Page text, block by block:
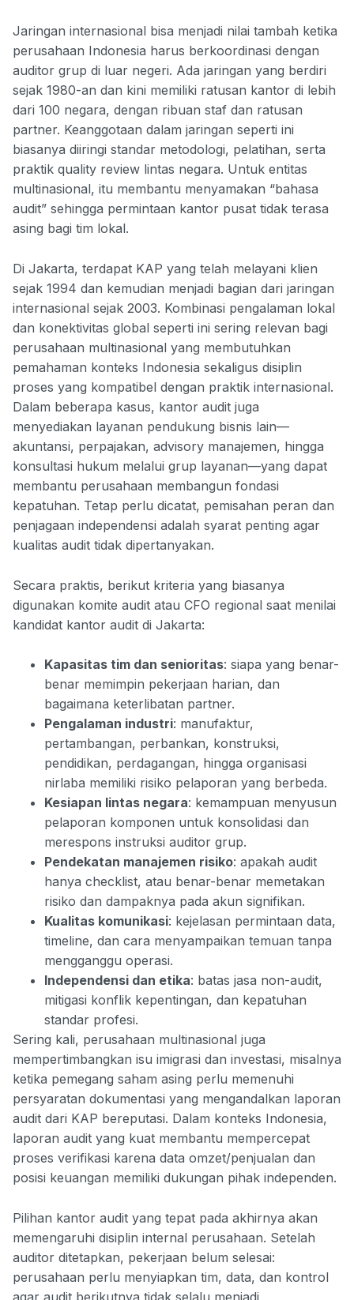
Jaringan internasional bisa menjadi nilai tambah ketika
perusahaan Indonesia harus berkoordinasi dengan
auditor grup di luar negeri. Ada jaringan yang berdiri
sejak 1980-an dan kini memiliki ratusan kantor di lebih
dari 100 negara, dengan ribuan staf dan ratusan
partner. Keanggotaan dalam jaringan seperti ini
biasanya diiringi standar metodologi, pelatihan, serta
praktik quality review lintas negara. Untuk entitas
multinasional, itu membantu menyamakan “bahasa
audit” sehingga permintaan kantor pusat tidak terasa
asing bagi tim lokal.
Di Jakarta, terdapat KAP yang telah melayani klien
sejak 1994 dan kemudian menjadi bagian dari jaringan
internasional sejak 2003. Kombinasi pengalaman lokal
dan konektivitas global seperti ini sering relevan bagi
perusahaan multinasional yang membutuhkan
pemahaman konteks Indonesia sekaligus disiplin
proses yang kompatibel dengan praktik internasional.
Dalam beberapa kasus, kantor audit juga
menyediakan layanan pendukung bisnis lain—
akuntansi, perpajakan, advisory manajemen, hingga
konsultasi hukum melalui grup layanan—yang dapat
membantu perusahaan membangun fondasi
kepatuhan. Tetap perlu dicatat, pemisahan peran dan
penjagaan independensi adalah syarat penting agar
kualitas audit tidak dipertanyakan.
Secara praktis, berikut kriteria yang biasanya
digunakan komite audit atau CFO regional saat menilai
kandidat kantor audit di Jakarta:
Kapasitas tim dan senioritas: siapa yang benar-
benar memimpin pekerjaan harian, dan
bagaimana keterlibatan partner.
Pengalaman industri: manufaktur,
pertambangan, perbankan, konstruksi,
pendidikan, perdagangan, hingga organisasi
nirlaba memiliki risiko pelaporan yang berbeda.
Kesiapan lintas negara: kemampuan menyusun
pelaporan komponen untuk konsolidasi dan
merespons instruksi auditor grup.
Pendekatan manajemen risiko: apakah audit
hanya checklist, atau benar-benar memetakan
risiko dan dampaknya pada akun signifikan.
Kualitas komunikasi: kejelasan permintaan data,
timeline, dan cara menyampaikan temuan tanpa
mengganggu operasi.
Independensi dan etika: batas jasa non-audit,
mitigasi konflik kepentingan, dan kepatuhan
standar profesi.
Sering kali, perusahaan multinasional juga
mempertimbangkan isu imigrasi dan investasi, misalnya
ketika pemegang saham asing perlu memenuhi
persyaratan dokumentasi yang mengandalkan laporan
audit dari KAP bereputasi. Dalam konteks Indonesia,
laporan audit yang kuat membantu mempercepat
proses verifikasi karena data omzet/penjualan dan
posisi keuangan memiliki dukungan pihak independen.
Pilihan kantor audit yang tepat pada akhirnya akan
memengaruhi disiplin internal perusahaan. Setelah
auditor ditetapkan, pekerjaan belum selesai:
perusahaan perlu menyiapkan tim, data, dan kontrol
agar audit berikutnya tidak selalu menjadi